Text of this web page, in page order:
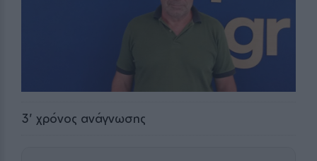
3' χρόνος ανάγνωσης